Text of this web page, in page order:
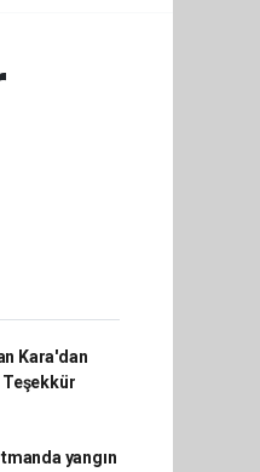
Kara'dan
Teşekkür
yangın